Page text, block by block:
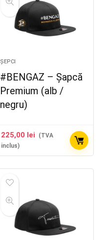
ȘEPCI
#BENGAZ – Șapcă
Premium (alb /
negru)
225,00 lei
(TVA
inclus)